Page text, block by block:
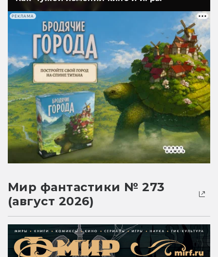
РЕКЛАМА
Мир фантастики № 273
(август 2026)